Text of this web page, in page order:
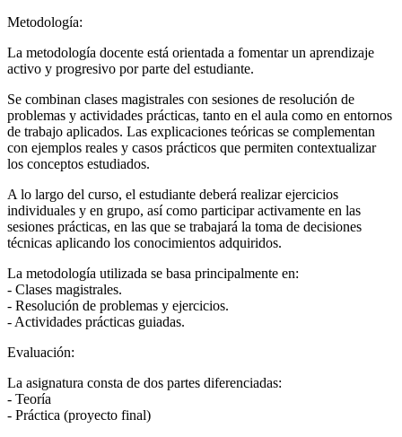
Metodología:
La metodología docente está orientada a fomentar un aprendizaje
activo y progresivo por parte del estudiante.
Se combinan clases magistrales con sesiones de resolución de
problemas y actividades prácticas, tanto en el aula como en entornos
de trabajo aplicados. Las explicaciones teóricas se complementan
con ejemplos reales y casos prácticos que permiten contextualizar
los conceptos estudiados.
A lo largo del curso, el estudiante deberá realizar ejercicios
individuales y en grupo, así como participar activamente en las
sesiones prácticas, en las que se trabajará la toma de decisiones
técnicas aplicando los conocimientos adquiridos.
La metodología utilizada se basa principalmente en:
- Clases magistrales.
- Resolución de problemas y ejercicios.
- Actividades prácticas guiadas.
Evaluación:
La asignatura consta de dos partes diferenciadas:
- Teoría
- Práctica (proyecto final)